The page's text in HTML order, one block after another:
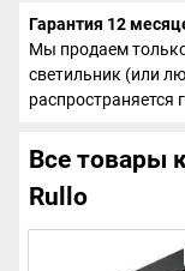
Гарантия 12
Мы продаем
светильник (или
распространяется
Все товары
Rullo